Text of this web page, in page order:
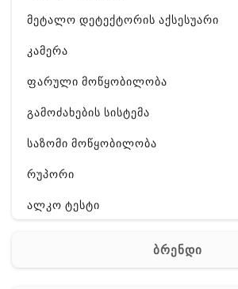
მეტალო დეტექტორის აქსესუარი
კამერა
ფარული მოწყობილობა
გამოძახების სისტემა
საზომი მოწყობილობა
რუპორი
ალკო ტესტი
ჰაერის დამატენიანებელი
ბრენდი